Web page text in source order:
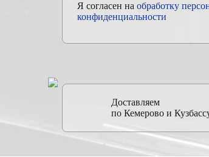
Я согласен на обработку
конфиденциальности
Доставляем
по Кемерово и